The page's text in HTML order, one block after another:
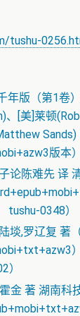
tushu-
年版（第1卷
、[美]莱顿
Sands)
版本）
论陈难先 译
tushu-0348）
埮,罗辽复 著
）
金 著 湖南科